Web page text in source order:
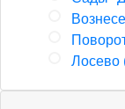
Лосево